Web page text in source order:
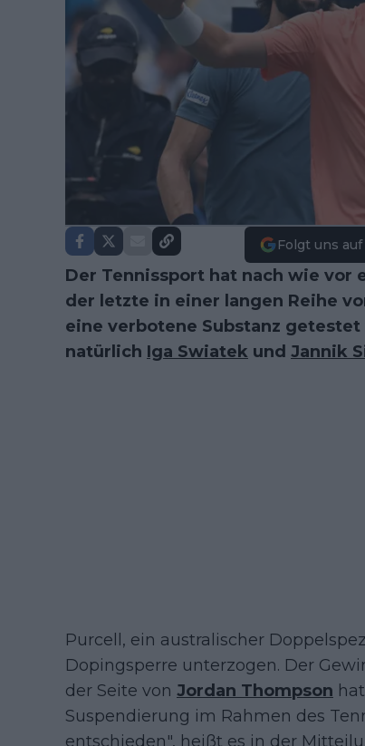
Folgt uns auf
Der Tennissport hat nach wie vor
der letzte in einer langen Reihe
eine verbotene Substanz
natürlich Iga Swiatek und Jannik
Purcell, ein australischer
Dopingsperre unterzogen. Der
der Seite von Jordan Thompson
Suspendierung im Rahmen des
entschieden", heißt es in der